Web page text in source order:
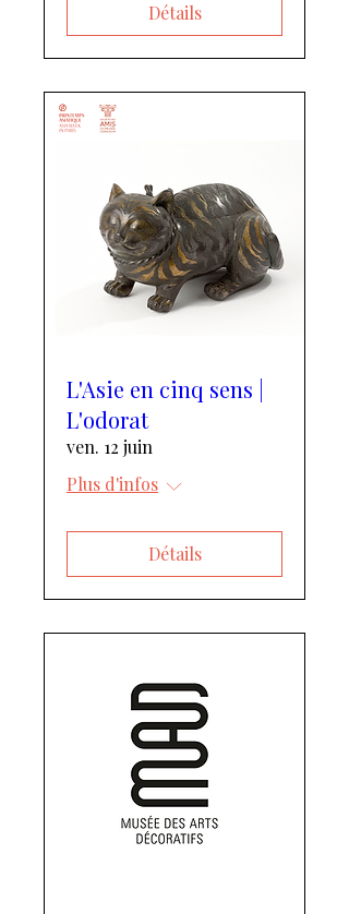
Détails
L'Asie en cinq sens |
L'odorat
ven. 12 juin
Plus d'infos
Détails